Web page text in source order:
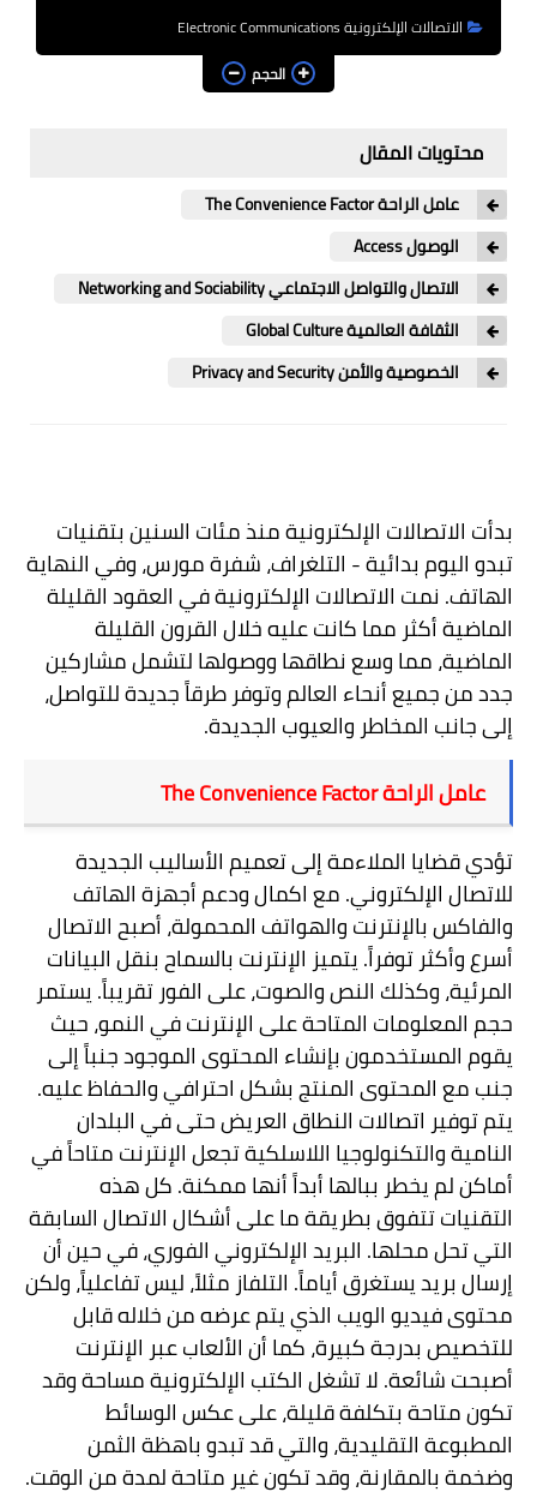
الكتب الالكترونية
شبكات وانترنت
قسم البرمجيات والأكواد
حاسبات علمية
الاتصالات الإلكترونية Electronic Communications
الحجم
محتويات المقال
عامل الراحة The Convenience Factor
الوصول Access
الاتصال والتواصل الاجتماعي Networking and Sociability
الثقافة العالمية Global Culture
الخصوصية والأمن Privacy and Security
بدأت الاتصالات الإلكترونية منذ مئات السنين بتقنيات
تبدو اليوم بدائية - التلغراف، شفرة مورس، وفي النهاية
الهاتف. نمت الاتصالات الإلكترونية في العقود القليلة
الماضية أكثر مما كانت عليه خلال القرون القليلة
الماضية، مما وسع نطاقها ووصولها لتشمل مشاركين
جدد من جميع أنحاء العالم وتوفر طرقاً جديدة للتواصل،
إلى جانب المخاطر والعيوب الجديدة.
عامل الراحةThe Convenience Factor
تؤدي قضايا الملاءمة إلى تعميم الأساليب الجديدة
للاتصال الإلكتروني. مع اكمال ودعم أجهزة الهاتف
والفاكس بالإنترنت والهواتف المحمولة، أصبح الاتصال
أسرع وأكثر توفراً. يتميز الإنترنت بالسماح بنقل البيانات
المرئية، وكذلك النص والصوت، على الفور تقريباً. يستمر
حجم المعلومات المتاحة على الإنترنت في النمو، حيث
يقوم المستخدمون بإنشاء المحتوى الموجود جنباً إلى
جنب مع المحتوى المنتج بشكل احترافي والحفاظ عليه.
يتم توفير اتصالات النطاق العريض حتى في البلدان
النامية والتكنولوجيا اللاسلكية تجعل الإنترنت متاحاً في
أماكن لم يخطر ببالها أبداً أنها ممكنة. كل هذه
التقنيات تتفوق بطريقة ما على أشكال الاتصال السابقة
التي تحل محلها. البريد الإلكتروني الفوري، في حين أن
إرسال بريد يستغرق أياماً. التلفاز مثلاً، ليس تفاعلياً، ولكن
محتوى فيديو الويب الذي يتم عرضه من خلاله قابل
للتخصيص بدرجة كبيرة، كما أن الألعاب عبر الإنترنت
أصبحت شائعة. لا تشغل الكتب الإلكترونية مساحة وقد
تكون متاحة بتكلفة قليلة، على عكس الوسائط
المطبوعة التقليدية، والتي قد تبدو باهظة الثمن
وضخمة بالمقارنة، وقد تكون غير متاحة لمدة من الوقت.